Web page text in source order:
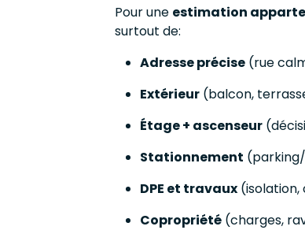
Pour une estimation
surtout de:
Adresse précise (rue
Extérieur (balcon,
Étage + ascenseur
Stationnement
DPE et travaux (isolation,
Copropriété (charges,